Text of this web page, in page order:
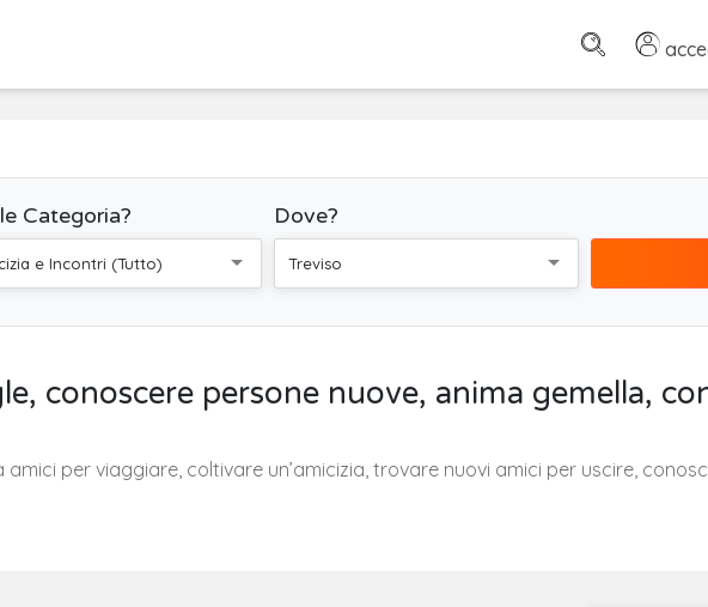
Categoria?
e Incontri (Tutto)
Dove?
Treviso
conoscere persone nuove, anima gemella,
amici per viaggiare, coltivare un’amicizia, trovare nuovi amici per uscire,